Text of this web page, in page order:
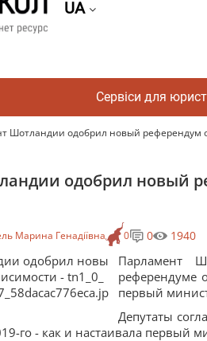
UA
Сервіси для
Шотландии одобрил новый референдум
одобрил новый
Марина Генадіївна 0 0 1940
Парламент
референдуме
первый
Депутаты
го - как и настаивала первый